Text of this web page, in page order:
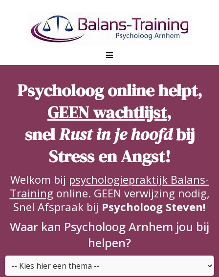
Psycholoog online helpt,
GEEN wachtlijst,
snelRust in je hoofdbij
Stress en Angst!
Welkom bij psychologiepraktijk Balans-
Training online. GEEN verwijzing nodig,
Snel Afspraak bij Psycholoog Steven!
Waar kan Psycholoog Arnhem jou bij
helpen?